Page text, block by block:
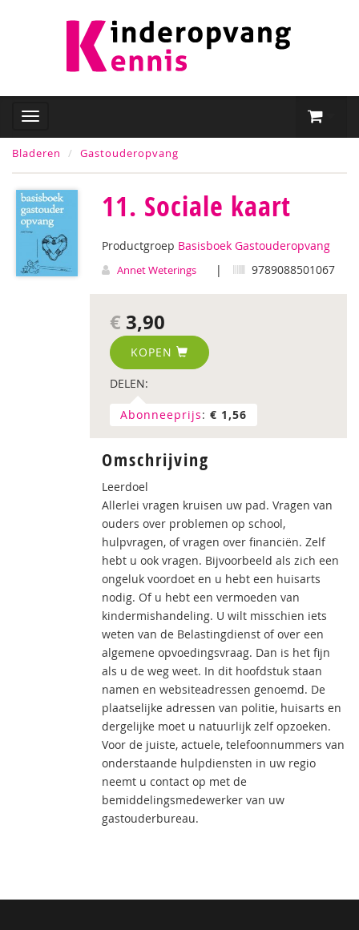
Bladeren Gastouderopvang
11. Sociale kaart
Productgroep Basisboek Gastouderopvang
Annet Weterings | 9789088501067
€ 3,90
KOPEN
DELEN:
Abonneeprijs: € 1,56
Omschrijving
Leerdoel
Allerlei vragen kruisen uw pad. Vragen van
ouders over problemen op school,
hulpvragen, of vragen over financiën. Zelf
hebt u ook vragen. Bijvoorbeeld als zich een
ongeluk voordoet en u hebt een huisarts
nodig. Of u hebt een vermoeden van
kindermishandeling. U wilt misschien iets
weten van de Belastingdienst of over een
algemene opvoedingsvraag. Dan is het fijn
als u de weg weet. In dit hoofdstuk staan
namen en websiteadressen genoemd. De
plaatselijke adressen van politie, huisarts en
dergelijke moet u natuurlijk zelf opzoeken.
Voor de juiste, actuele, telefoonnummers van
onderstaande hulpdiensten in uw regio
neemt u contact op met de
bemiddelingsmedewerker van uw
gastouderbureau.